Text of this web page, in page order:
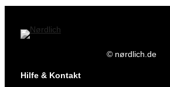
© nørdlich.de
Hilfe & Kontakt